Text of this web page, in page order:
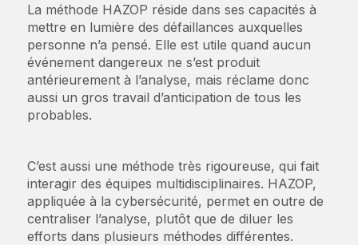
La méthode HAZOP réside dans ses capacités à
mettre en lumière des défaillances auxquelles
personne n’a pensé. Elle est utile quand aucun
événement dangereux ne s’est produit
antérieurement à l’analyse, mais réclame donc
aussi un gros travail d’anticipation de tous les
probables.
C’est aussi une méthode très rigoureuse, qui fait
interagir des équipes multidisciplinaires. HAZOP,
appliquée à la cybersécurité, permet en outre de
centraliser l’analyse, plutôt que de diluer les
efforts dans plusieurs méthodes différentes.